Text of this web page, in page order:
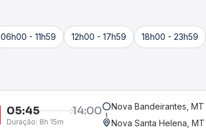
06h00 - 11h59 12h00 - 17h59 18h00 - 23h59
05:45 14:00
Duração: 8h 15m
Nova Bandeirantes, MT
Nova Santa Helena, MT